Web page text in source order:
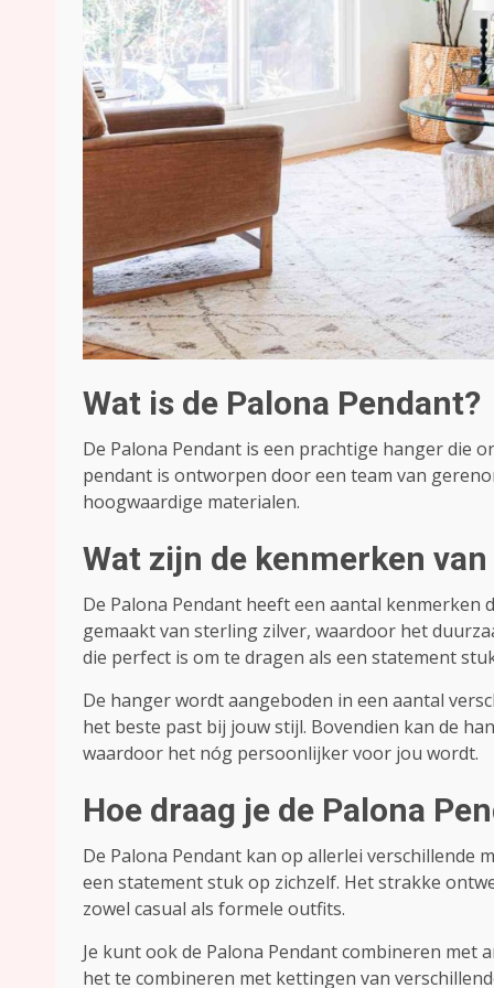
Wat is de Palona Pendant?
De Palona Pendant is een prachtige hanger die
pendant is ontworpen door een team van
hoogwaardige materialen.
Wat zijn de kenmerken
De Palona Pendant heeft een aantal kenmerken
gemaakt van sterling zilver, waardoor het
die perfect is om te dragen als een statement
De hanger wordt aangeboden in een aantal
het beste past bij jouw stijl. Bovendien kan de
waardoor het nóg persoonlijker voor jou wordt.
Hoe draag je de Palona
De Palona Pendant kan op allerlei verschillende
een statement stuk op zichzelf. Het strakke
zowel casual als formele outfits.
Je kunt ook de Palona Pendant combineren met
het te combineren met kettingen van